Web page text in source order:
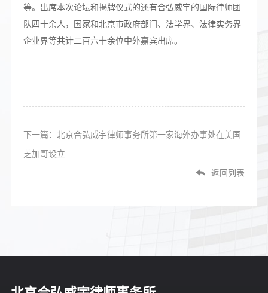
等。出席本次论坛和揭牌仪式的还有合弘威宇的国际律师团
队四十余人，国家和北京市政府部门、法学界、法律实务界
企业界等共计二百六十余位中外嘉宾出席。
下一篇：北京合弘威宇律师事务所第一家海外办事处在美国
芝加哥设立
返回列表